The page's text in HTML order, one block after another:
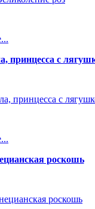
принцесса с
роскошь